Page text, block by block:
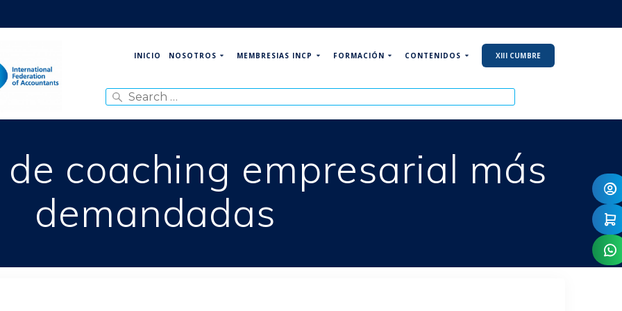
INICIO NOSOTROS MEMBRESIAS INCP FORMACIÓN CONTENIDOS XIII CUMBRE
for:
coaching empresarial más
demandadas